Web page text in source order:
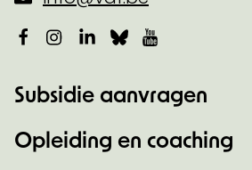
Facebook
Instagram
LinkedIn
Bluesky
Subsidie aanvragen
Opleiding en coaching